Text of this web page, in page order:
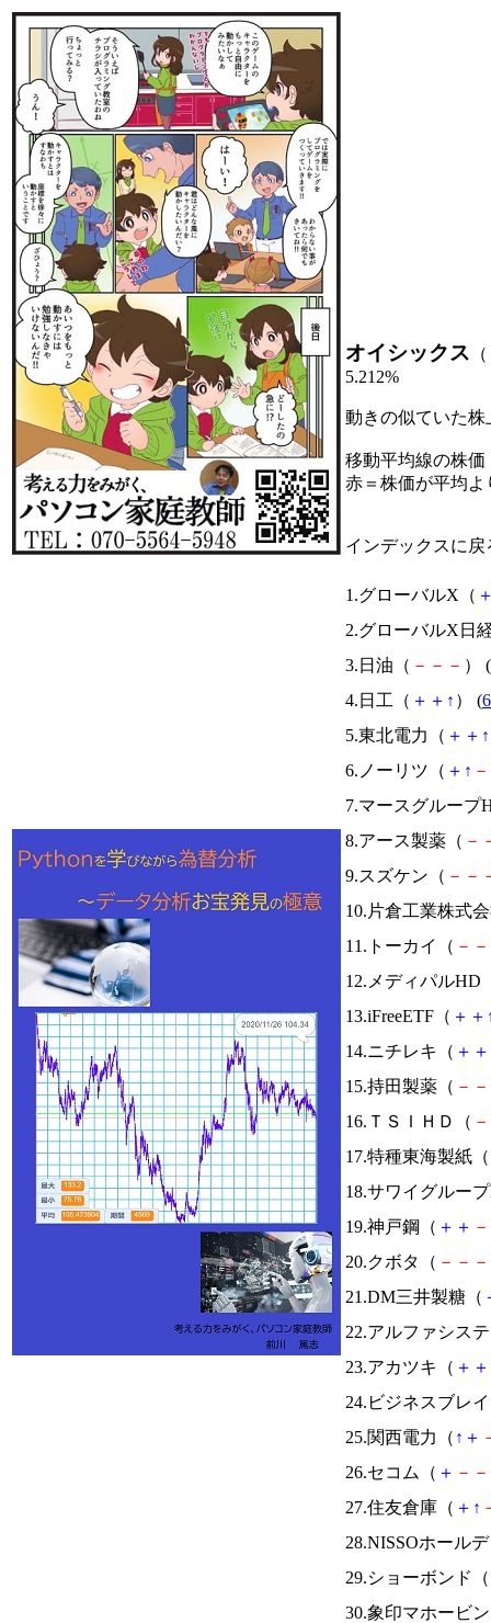
オイシックス （
5.212%
動きの似ていた
移動平均線の株価
赤＝株価が平均
インデックスに戻
1.グローバルX（
2.グローバルX日
3.日油（ － － － ） (
4.日工（ ＋ ＋ ↑ ） (
5.東北電力（ ＋ ＋ ↑
6.ノーリツ（ ＋ ↑ －
7.マースグループ
8.アース製薬（ －
9.スズケン（ － －
10.片倉工業株式
11.トーカイ（ － －
12.メディパルHD
13.iFreeETF（ ＋ ＋
14.ニチレキ（ ＋ ＋
15.持田製薬（ － －
16.ＴＳＩＨＤ（ －
17.特種東海製紙（
18.サワイグルー
19.神戸鋼（ ＋ ＋ －
20.クボタ（ － － －
21.DM三井製糖（
22.アルファシス
23.アカツキ（ ＋ ＋
24.ビジネスブレ
25.関西電力（ ↑ ＋
26.セコム（ ＋ － －
27.住友倉庫（ ＋ ↑
28.NISSOホール
29.ショーボンド（
30.象印マホービ